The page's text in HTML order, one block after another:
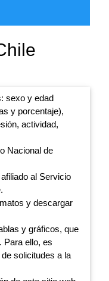
sexo y edad
y porcentaje),
actividad,
Nacional de
al Servicio
y descargar
y gráficos, que
Para ello, es
solicitudes a la